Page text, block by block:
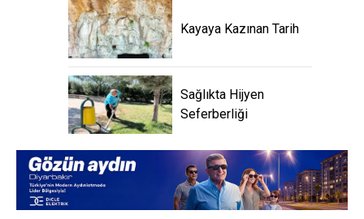
Kayaya Kazınan Tarih
Sağlıkta Hijyen
Seferberliği